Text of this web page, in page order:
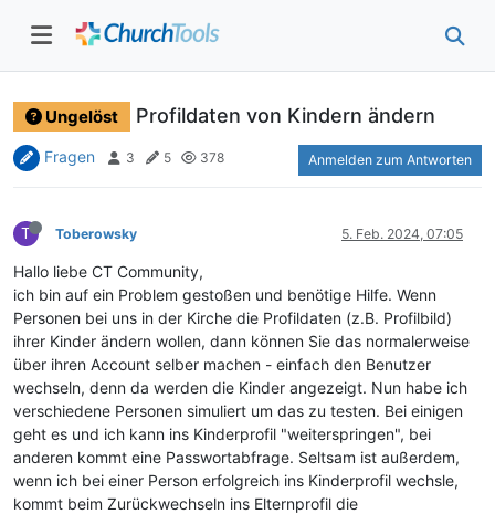
Ungelöst Profildaten von Kindern ändern
Fragen 3 5 378 Anmelden zum Antworten
T Toberowsky 5. Feb. 2024, 07:05
Hallo liebe CT Community,
ich bin auf ein Problem gestoßen und benötige Hilfe. Wenn
Personen bei uns in der Kirche die Profildaten (z.B. Profilbild)
ihrer Kinder ändern wollen, dann können Sie das normalerweise
über ihren Account selber machen - einfach den Benutzer
wechseln, denn da werden die Kinder angezeigt. Nun habe ich
verschiedene Personen simuliert um das zu testen. Bei einigen
geht es und ich kann ins Kinderprofil "weiterspringen", bei
anderen kommt eine Passwortabfrage. Seltsam ist außerdem,
wenn ich bei einer Person erfolgreich ins Kinderprofil wechsle,
kommt beim Zurückwechseln ins Elternprofil die